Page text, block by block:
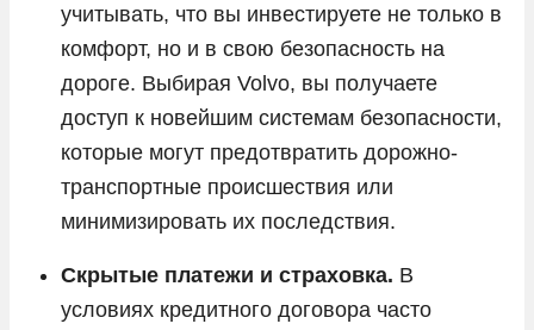
Zeekr
ГАЗ
Москвич
УАЗ
учитывать, что вы инвестируете не только в
комфорт, но и в свою безопасность на
дороге. Выбирая Volvo, вы получаете
доступ к новейшим системам безопасности,
которые могут предотвратить дорожно-
транспортные происшествия или
минимизировать их последствия.
Скрытые платежи и страховка. В
условиях кредитного договора часто